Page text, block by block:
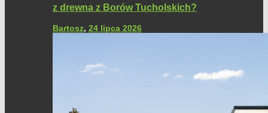
z drewna z Borów Tucholskich?
Bartosz, 24 lipca 2026